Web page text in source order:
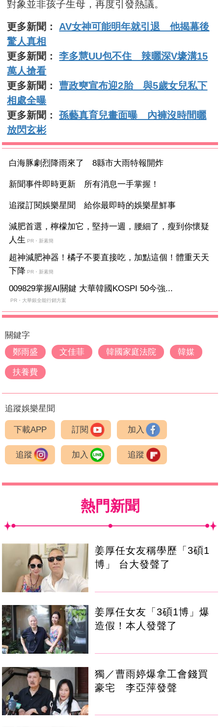
對象並非孩子生母，再度引發熱議。
更多新聞： AV女神可能明年就引退 他揭幕後
驚人真相
更多新聞：李多慧UU包不住 辣曬深V壕溝15
萬人搶看
更多新聞：曹政奭宣布迎2胎 與5歲女兒私下
相處全曝
更多新聞：孫藝真育兒畫面曝 內褲沒時間曬
放閃玄彬
白海豚劇烈降雨來了 8縣市大雨特報開炸
新聞事件即時更新 所有消息一手掌握！
追蹤訂閱娛樂星聞 給你最即時的娛樂星鮮事
減肥首選，檸檬加它，堅持一週，腰細了，瘦到你懷疑
人生 PR・新素簡
超神減肥神器！橘子不要直接吃，加點這個！體重天天
下降 PR・新素簡
009829掌握AI關鍵 大華韓國KOSPI 50今強...
PR・大華銀全能行銷方案
關鍵字
鄭雨盛
文佳菲 韓國家庭法院 韓媒
扶養費
追蹤娛樂星聞
下載APP 訂閱 加入
追蹤 加入 追蹤
熱門新聞
姜厚任女友稱學歷「3碩1
博」 台大發聲了
姜厚任女友「3碩1博」爆
造假！本人發聲了
獨／曹雨婷爆拿工會錢買
豪宅 李亞萍發聲